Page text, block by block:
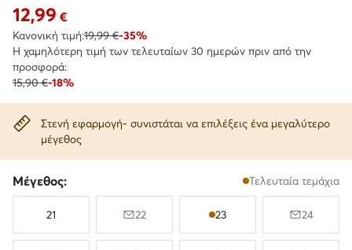
Τρέχουσα τιμή 12,99 €
12,99 €
Κανονική τιμή:19,99 €-35%
Η χαμηλότερη τιμή των τελευταίων 30 ημερών πριν από την
προσφορά:
15,90 €-18%
Στενή εφαρμογή- συνιστάται να επιλέξεις ένα μεγαλύτερο
μέγεθος
Μέγεθος: Τελευταία τεμάχια
21 22 23 24